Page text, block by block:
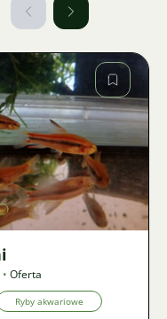
• Oferta
Ryby akwariowe